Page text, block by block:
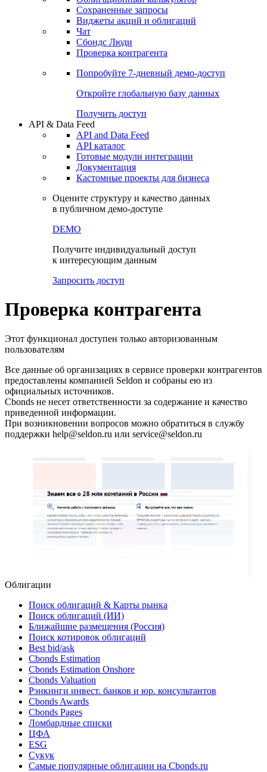
Сохраненные запросы
Виджеты акций и облигаций
Чат
Сбондс Люди
Проверка контрагента
Попробуйте 7-дневный демо-доступ
Откройте глобальную базу данных
Получить доступ
API & Data Feed
API and Data Feed
API каталог
Готовые модули интеграции
Документация
Кастомные проекты для бизнеса
Оцените структуру и качество данных
в публичном демо-доступе
DEMO
Получите индивидуальный доступ
к интересующим данным
Запросить доступ
Проверка контрагента
Этот функционал доступен только авторизованным
пользователям
Все данные об организациях в сервисе проверки контрагентов
предоставлены компанией Seldon и собраны ею из
официальных источников.
Cbonds не несет ответственности за содержание и качество
приведенной информации.
При возникновении вопросов можно обратиться в службу
поддержки help@seldon.ru или service@seldon.ru
Облигации
Поиск облигаций & Карты рынка
Поиск облигаций (ИИ)
Ближайшие размещения (Россия)
Поиск котировок облигаций
Best bid/ask
Cbonds Estimation
Cbonds Estimation Onshore
Cbonds Valuation
Рэнкинги инвест. банков и юр. консультантов
Cbonds Awards
Cbonds Pages
Ломбардные списки
ЦФА
ESG
Сукук
Самые популярные облигации на Cbonds.ru